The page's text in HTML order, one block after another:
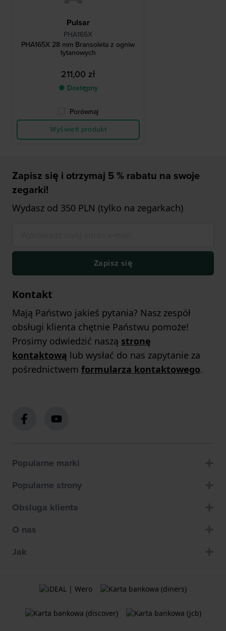
Pulsar
PHA165X
PHA165X 28 mm Bransoleta z ogniw
tytanowych
211,00 zł
● Dostępny
Porównaj
Wyświetl produkt
Zapisz się i otrzymaj 5 % rabatu na swoje
zegarki!
Wydasz od 350 PLN (tylko na zegarkach)
Zapisz się
Kontakt
Mają Państwo jakieś pytania? Nasz zespół
obsługi klienta chętnie Państwu pomoże!
Prosimy odwiedzić naszą stronę
kontaktową lub wysłać do nas zapytanie za
pośrednictwem formularza kontaktowego.
Popularne marki
Popularne strony
Obsluga klienta
O nas
Jak